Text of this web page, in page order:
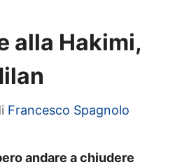
alla Hakimi,
Francesco Spagnolo
andare a chiudere